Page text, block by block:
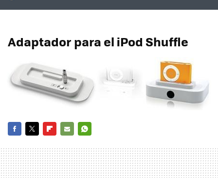
Adaptador para el iPod Shuffle
MAIL